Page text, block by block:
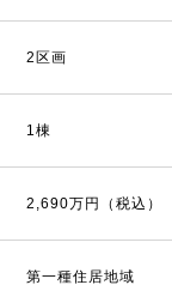
2区画
1棟
2,690万円（税込）
第一種住居地域